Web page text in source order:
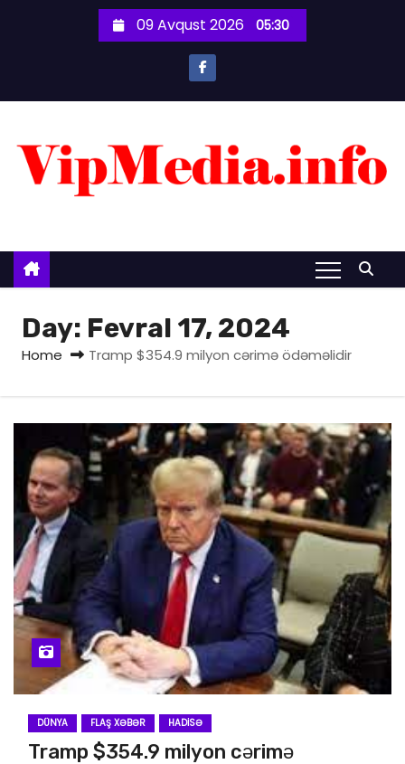
n
09 Avqust 2026 05:30
Day: Fevral 17, 2024
Home Tramp $354.9 milyon cərimə ödəməlidir
DÜNYA FLAŞ XƏBƏR HADISƏ
Tramp $354.9 milyon cərimə